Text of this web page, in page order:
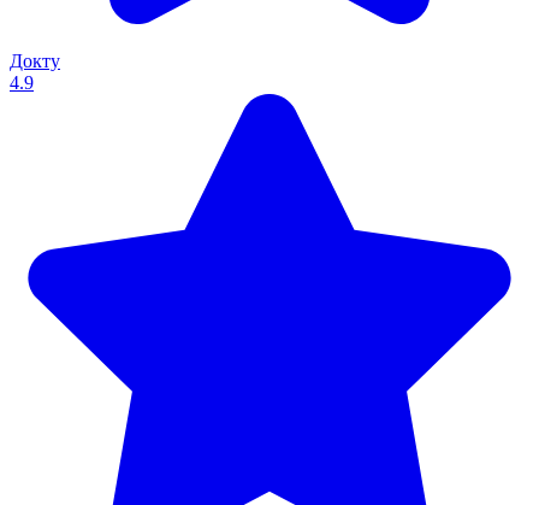
Докту
4.9